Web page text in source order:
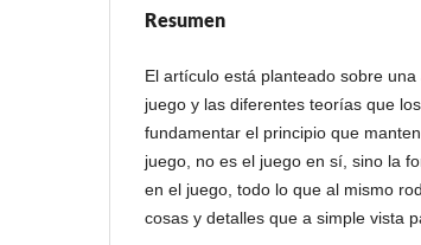
Resumen
El artículo está planteado sobre
juego y las diferentes teorías que
fundamentar el principio que
juego, no es el juego en sí, sino la
en el juego, todo lo que al mismo
cosas y detalles que a simple vista